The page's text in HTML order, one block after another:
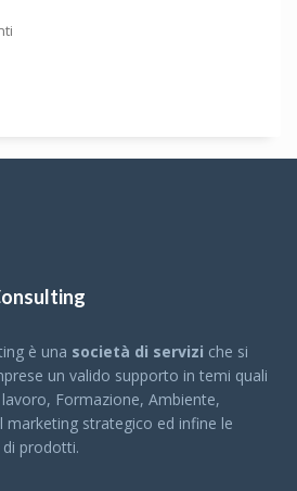
è una società di servizi che si
un valido supporto in temi quali
Formazione, Ambiente,
marketing strategico ed infine le
prodotti.